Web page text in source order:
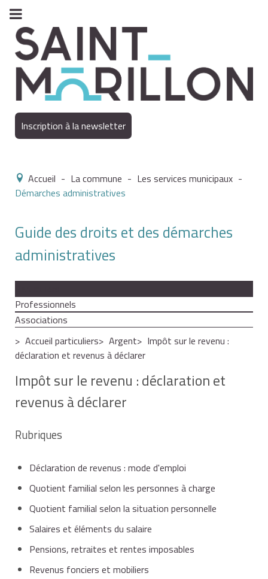
Inscription à la newsletter
Accueil - La commune - Les services municipaux -
Démarches administratives
Guide des droits et des démarches
administratives
Professionnels
Associations
Accueil particuliers
Argent
Impôt sur le revenu :
déclaration et revenus à déclarer
Impôt sur le revenu : déclaration et
revenus à déclarer
Rubriques
Déclaration de revenus : mode d'emploi
Quotient familial selon les personnes à charge
Quotient familial selon la situation personnelle
Salaires et éléments du salaire
Pensions, retraites et rentes imposables
Revenus fonciers et mobiliers